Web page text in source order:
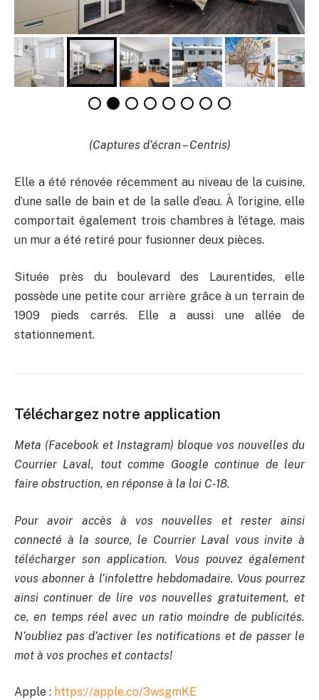
(Captures d’écran – Centris)
Elle a été rénovée récemment au niveau de la cuisine,
d’une salle de bain et de la salle d’eau. À l’origine, elle
comportait également trois chambres à l’étage, mais
un mur a été retiré pour fusionner deux pièces.
Située près du boulevard des Laurentides, elle
possède une petite cour arrière grâce à un terrain de
1909 pieds carrés. Elle a aussi une allée de
stationnement.
Téléchargez notre application
Meta (Facebook et Instagram) bloque vos nouvelles du
Courrier Laval, tout comme Google continue de leur
faire obstruction, en réponse à la loi C-18.
Pour avoir accès à vos nouvelles et rester ainsi
connecté à la source, le Courrier Laval vous invite à
télécharger son application. Vous pouvez également
vous abonner à l’infolettre hebdomadaire. Vous pourrez
ainsi continuer de lire vos nouvelles gratuitement, et
ce, en temps réel avec un ratio moindre de publicités.
N’oubliez pas d’activer les notifications et de passer le
mot à vos proches et contacts!
Apple : https://apple.co/3wsgmKE